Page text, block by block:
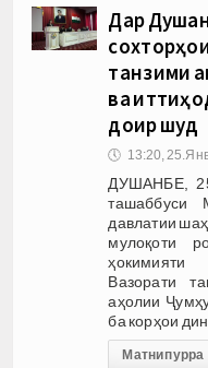
Дар
танзими
ва
доир шуд
🕔 13:20,
ДУШАНБЕ,
ташаббуси
давлатии
мулоқоти
Вазорати
аҳолии
ба корҳои
Матни пурра